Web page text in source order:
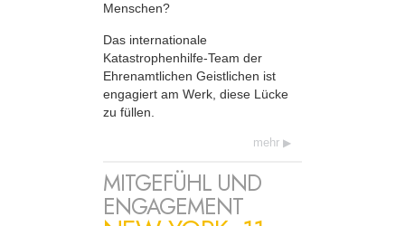
Menschen?
Das internationale
Katastrophenhilfe-Team der
Ehrenamtlichen Geistlichen ist
engagiert am Werk, diese Lücke
zu füllen.
mehr
MITGEFÜHL UND
ENGAGEMENT